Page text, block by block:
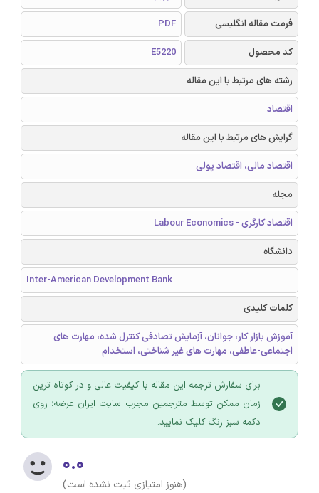
فرمت مقاله انگلیسی
PDF
کد محصول
E5220
رشته های مرتبط با این مقاله
اقتصاد
گرایش های مرتبط با این مقاله
اقتصاد مالی، اقتصاد پولی
مجله
اقتصاد کارگری - Labour Economics
دانشگاه
Inter-American Development Bank
کلمات کلیدی
آموزش بازار کار، جوانان، آزمایش تصادفی کنترل شده، مهارت های
اجتماعی-عاطفی، مهارت های غیر شناختی، استخدام
برای سفارش ترجمه این مقاله با کیفیت عالی و در کوتاه ترین
زمان ممکن توسط مترجمین مجرب سایت ایران عرضه؛ روی
دکمه سبز رنگ کلیک نمایید.
۰.۰
(هنوز امتیازی ثبت نشده است)